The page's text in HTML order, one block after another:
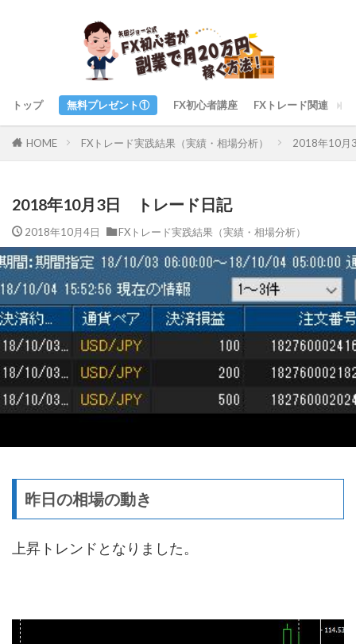
トップ 無料プレゼント① FX初心者講座 FXトレード関連
HOME FXトレード実践結果（実績・相場分析） 2018年10
2018年10月3日 トレード日記
2018年10月4日 FXトレード実践結果（実績・相場分析）
昨日の相場の動き
上昇トレンドとなりました。